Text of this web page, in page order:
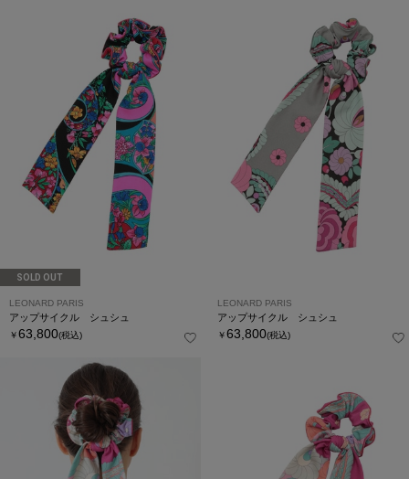
SOLD OUT
LEONARD PARIS
アップサイクル シュシュ
￥63,800(税込)
LEONARD PARIS
アップサイクル シュシュ
￥63,800(税込)